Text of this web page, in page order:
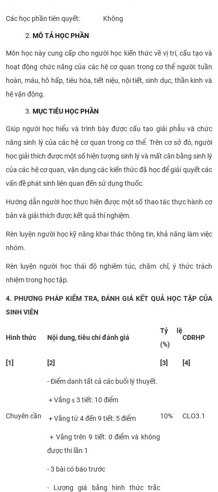
Các học phần tiên quyết: Không
MÔ TẢ HỌC PHẦN
Môn học này cung cấp cho người học kiến thức về vị trí, cấu tạo và
hoạt động chức năng của các hệ cơ quan trong cơ thể người: tuần
hoàn, máu, hô hấp, tiêu hóa, tiết niệu, nội tiết, sinh dục, thần kinh và
hệ vận động.
MỤC TIÊU HỌC PHẦN
Giúp người học hiểu và trình bày được cấu tạo giải phẫu và chức
năng sinh lý của các hệ cơ quan trong cơ thể. Trên cơ sở đó, người
học giải thích được một số hiện tượng sinh lý và mất cân bằng sinh lý
của các hệ cơ quan, vận dụng các kiến thức đã học để giải quyết các
vấn đề phát sinh liên quan đến sử dụng thuốc.
Hướng dẫn người học thực hiện được một số thao tác thực hành cơ
bản và giải thích được kết quả thí nghiệm.
Rèn luyện người học kỹ năng khai thác thông tin, khả năng làm việc
nhóm.
Rèn luyện người học thái độ nghiêm túc, chăm chỉ, ý thức trách
nhiệm trong học tập.
4. PHƯƠNG PHÁP KIỂM TRA, ĐÁNH GIÁ KẾT QUẢ HỌC TẬP CỦA
SINH VIÊN
Hình thức Nội dung, tiêu chí đánh giá
Tỷ lệ
(%)
CĐRHP
[1] [2] [3] [4]
Chuyên cần
- Điểm danh tất cả các buổi lý thuyết.
+ Vắng ≤ 3 tiết: 10 điểm
+ Vắng từ 4 đến 9 tiết: 5 điểm
+ Vắng trên 9 tiết: 0 điểm và không
được thi lần 1
10% CLO3.1
- 3 bài có báo trước
- Lượng giá bằng hình thức trắc